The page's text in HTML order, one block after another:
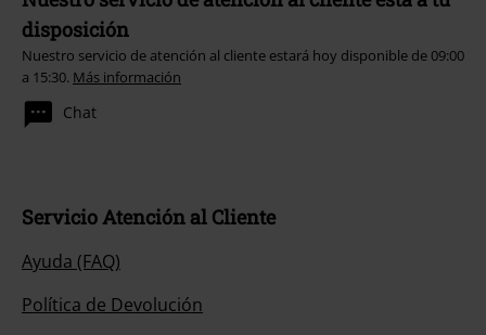
disposición
Nuestro servicio de atención al cliente estará hoy disponible de 09:00
a 15:30. Más información
Chat
Servicio Atención al Cliente
Ayuda (FAQ)
Política de Devolución